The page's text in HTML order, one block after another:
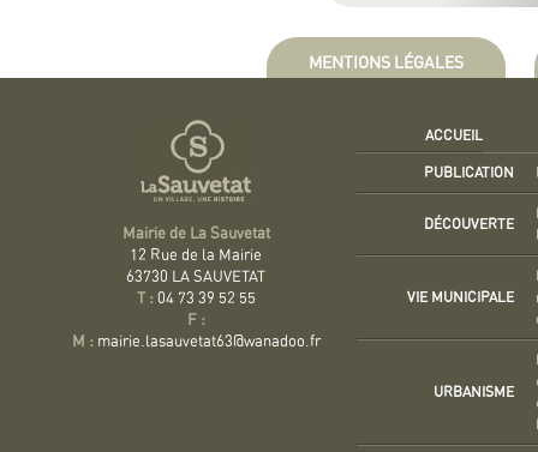
MENTIONS LÉGALES
Mairie de La Sauvetat
12 Rue de la Mairie
63730 LA SAUVETAT
T : 04 73 39 52 55
F :
M : mairie.lasauvetat63@wanadoo.fr
ACCUEIL
PUBLICATION
DÉCOUVERTE
VIE MUNICIPALE
URBANISME